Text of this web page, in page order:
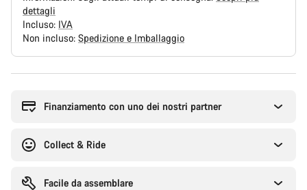
dettagli
Incluso: IVA
Non incluso: Spedizione e Imballaggio
l'acquistoFinanziamento con uno dei nostri partner
Collect & Ride
Facile da assemblare